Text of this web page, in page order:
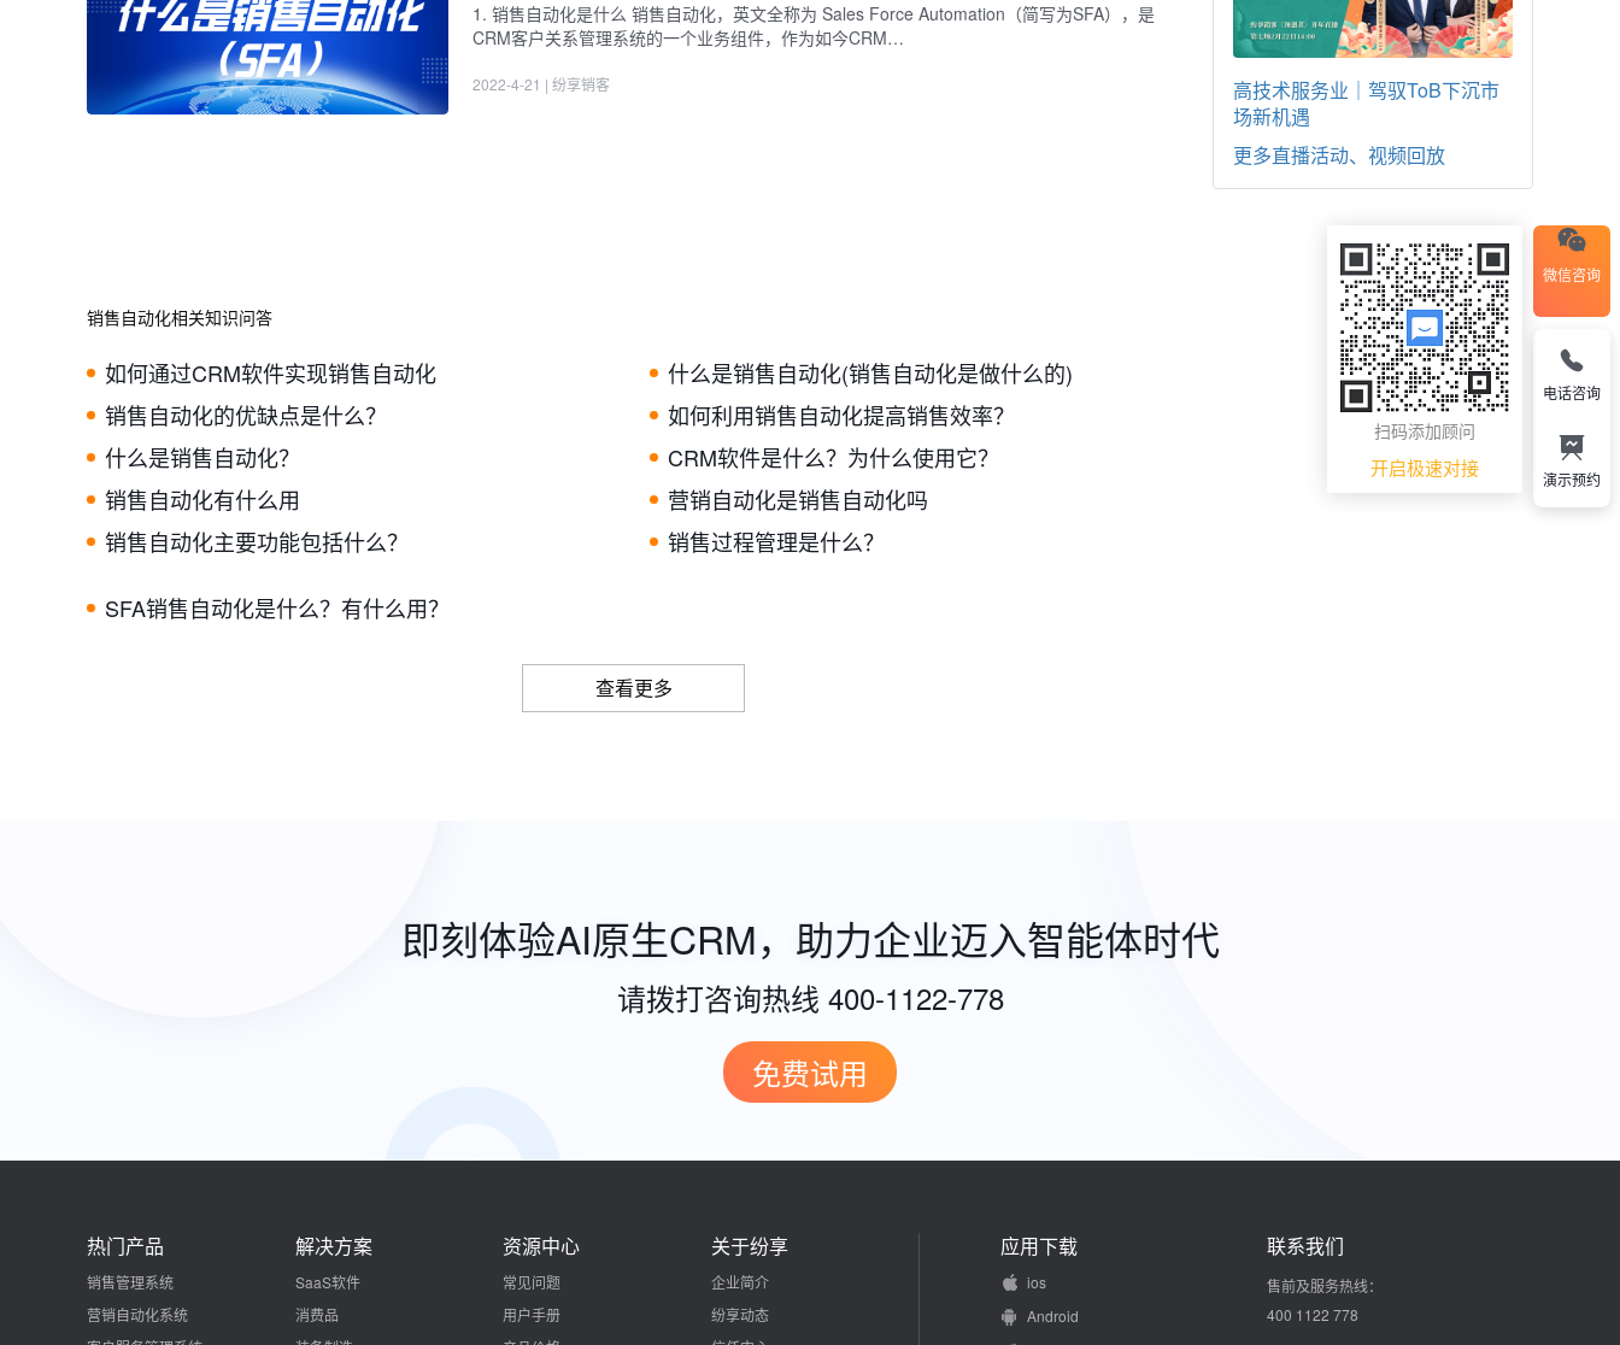
1. 销售自动化是什么 销售自动化，英文全称为 Sales Force Automation（简写为SFA），是
CRM客户关系管理系统的一个业务组件，作为如今CRM…
2022-4-21 | 纷享销客
销售自动化相关知识问答
如何通过CRM软件实现销售自动化
什么是销售自动化(销售自动化是做什么的)
销售自动化的优缺点是什么？
如何利用销售自动化提高销售效率？
什么是销售自动化？
CRM软件是什么？为什么使用它？
销售自动化有什么用
营销自动化是销售自动化吗
销售自动化主要功能包括什么？
销售过程管理是什么？
SFA销售自动化是什么？有什么用？
查看更多
高技术服务业｜驾驭ToB下沉市
场新机遇
更多直播活动、视频回放
即刻体验AI原生CRM，助力企业迈入智能体时代
请拨打咨询热线 400-1122-778
免费试用
微信咨询
扫码添加顾问
开启极速对接
电话咨询
演示预约
热门产品
销售管理系统
营销自动化系统
解决方案
SaaS软件
消费品
资源中心
常见问题
用户手册
关于纷享
企业简介
纷享动态
应用下载
ios
Android
联系我们
售前及服务热线：
400 1122 778